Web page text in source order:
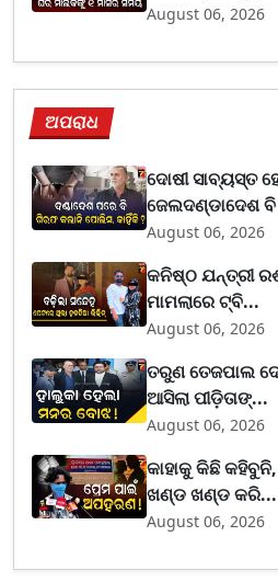
August 06, 2026
ଅପରାଧ
ଦୋଷୀ ସାବ୍ୟସ୍ତ
ଜେଲଦଣ୍ଡାଦେଶ ବି
August 06, 2026
କନିଷ୍ଠ ଯନ୍ତ୍ରୀ
ମାମଲାରେ ଟ୍ବି...
August 06, 2026
ତରୁଣ ତେଜପାଲ
ଆସିଲା ପୀଡ଼ିତାଙ୍...
August 06, 2026
କାହାକୁ କିଛି
ଖଣ୍ଡ ଖଣ୍ଡ କରି...
August 06, 2026